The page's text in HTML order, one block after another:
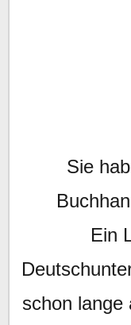
Sie
Ein
schon lange